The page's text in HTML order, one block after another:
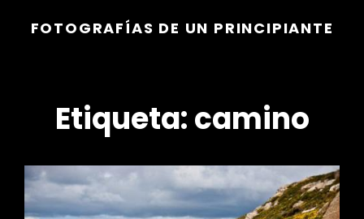
FOTOGRAFÍAS DE UN PRINCIPIANTE
Etiqueta:camino